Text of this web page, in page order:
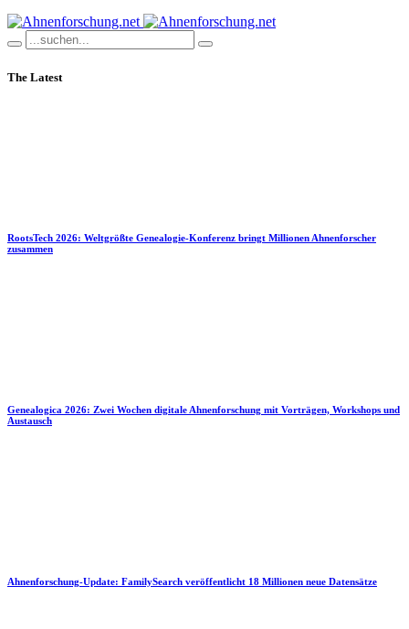
The Latest
RootsTech 2026: Weltgrößte Genealogie-Konferenz bringt Millionen Ahnenforscher
zusammen
Genealogica 2026: Zwei Wochen digitale Ahnenforschung mit Vorträgen, Workshops und
Austausch
Ahnenforschung-Update: FamilySearch veröffentlicht 18 Millionen neue Datensätze